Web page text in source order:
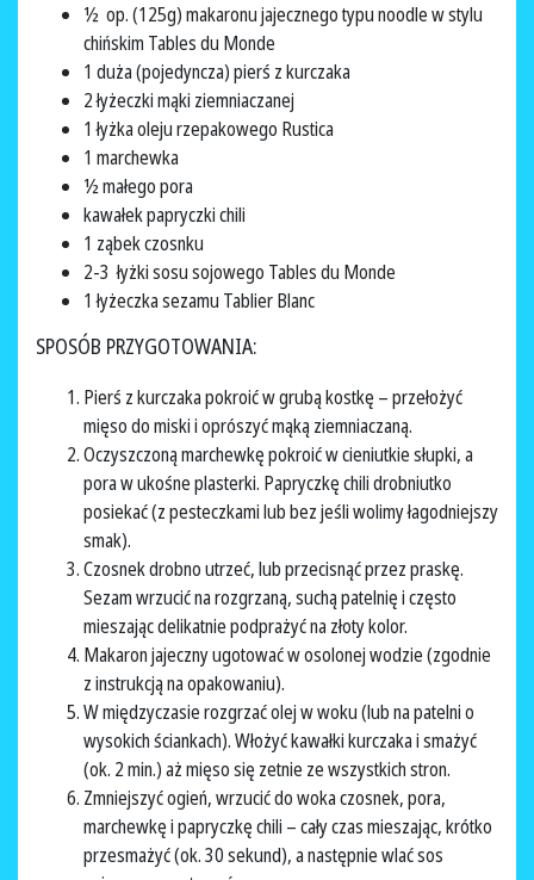
½ op. (125g) makaronu jajecznego typu noodle w stylu
chińskim Tables du Monde
1 duża (pojedyncza) pierś z kurczaka
2 łyżeczki mąki ziemniaczanej
1 łyżka oleju rzepakowego Rustica
1 marchewka
½ małego pora
kawałek papryczki chili
1 ząbek czosnku
2-3 łyżki sosu sojowego Tables du Monde
1 łyżeczka sezamu Tablier Blanc
SPOSÓB PRZYGOTOWANIA:
Pierś z kurczaka pokroić w grubą kostkę – przełożyć
mięso do miski i oprószyć mąką ziemniaczaną.
Oczyszczoną marchewkę pokroić w cieniutkie słupki, a
pora w ukośne plasterki. Papryczkę chili drobniutko
posiekać (z pesteczkami lub bez jeśli wolimy łagodniejszy
smak).
Czosnek drobno utrzeć, lub przecisnąć przez praskę.
Sezam wrzucić na rozgrzaną, suchą patelnię i często
mieszając delikatnie podprażyć na złoty kolor.
Makaron jajeczny ugotować w osolonej wodzie (zgodnie
z instrukcją na opakowaniu).
W międzyczasie rozgrzać olej w woku (lub na patelni o
wysokich ściankach). Włożyć kawałki kurczaka i smażyć
(ok. 2 min.) aż mięso się zetnie ze wszystkich stron.
Zmniejszyć ogień, wrzucić do woka czosnek, pora,
marchewkę i papryczkę chili – cały czas mieszając, krótko
przesmażyć (ok. 30 sekund), a następnie wlać sos